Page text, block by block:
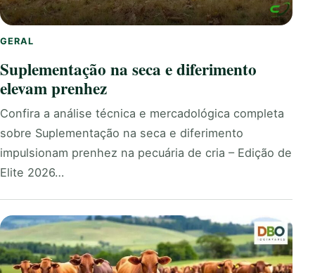
GERAL
Suplementação na seca e diferimento
elevam prenhez
Confira a análise técnica e mercadológica completa
sobre Suplementação na seca e diferimento
impulsionam prenhez na pecuária de cria – Edição de
Elite 2026…